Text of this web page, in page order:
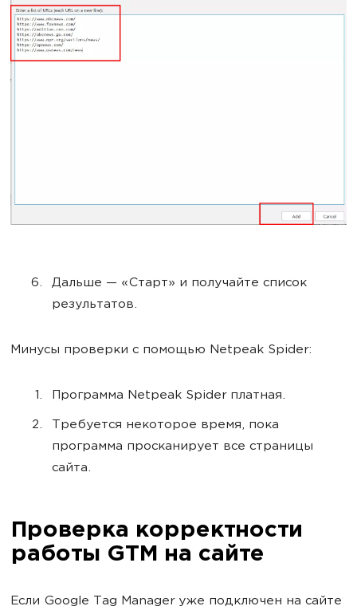
Дальше — «Старт» и получайте список
результатов.
Минусы проверки с помощью Netpeak Spider:
Программа Netpeak Spider платная.
Требуется некоторое время, пока
программа просканирует все страницы
сайта.
Проверка корректности
работы GTM на сайте
Если Google Tag Manager уже подключен на сайте